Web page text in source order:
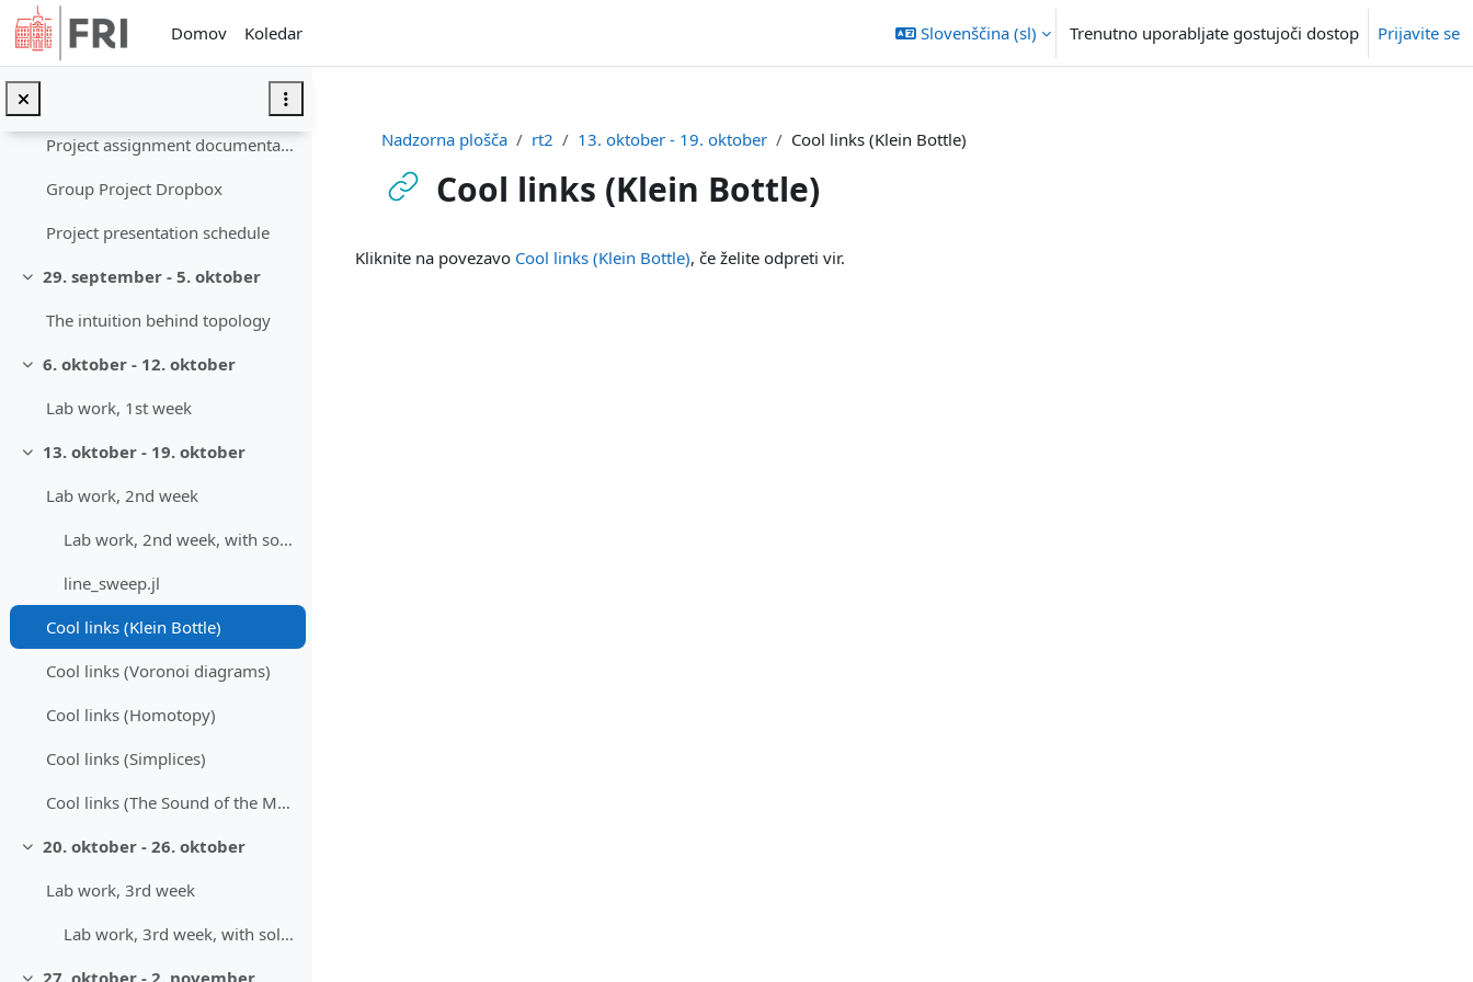
Preskoči na glavno vsebino
Domov
Koledar Slovenščina ‎(sl)‎ Trenutno uporabljate gostujoči dostop Prijavite se
HW1 Dropbox
HW2 Dropbox
Project assignment documentation
Group Project Dropbox
Project presentation schedule
Skrči29. september - 5. oktober
The intuition behind topology
Skrči6. oktober - 12. oktober
Lab work, 1st week
Skrči13. oktober - 19. oktober
Lab work, 2nd week
Lab work, 2nd week, with solutions
line_sweep.jl
Cool links (Klein Bottle)
Cool links (Voronoi diagrams)
Cool links (Homotopy)
Cool links (Simplices)
Cool links (The Sound of the Moebius Strip)
Skrči20. oktober - 26. oktober
Lab work, 3rd week
Lab work, 3rd week, with solutions
Nadzorna plošča rt2 13. oktober - 19. oktober Cool links (Klein Bottle)
Cool links (Klein Bottle)
Kliknite na povezavo Cool links (Klein Bottle), če želite odpreti vir.